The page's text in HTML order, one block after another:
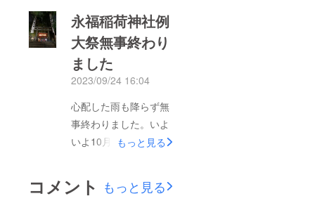
5b9ae78ba01e31a5b
6ed047bbd4e8d3f356
6
永福稲荷神社例
大祭無事終わり
ました
2023/09/24 16:04
心配した雨も降らず無
事終わりました。いよ
いよ10月8日杉並舞踊
です。引き続き皆様の
ご支援よろしくお願い
もっと見る
コメント もっと見る